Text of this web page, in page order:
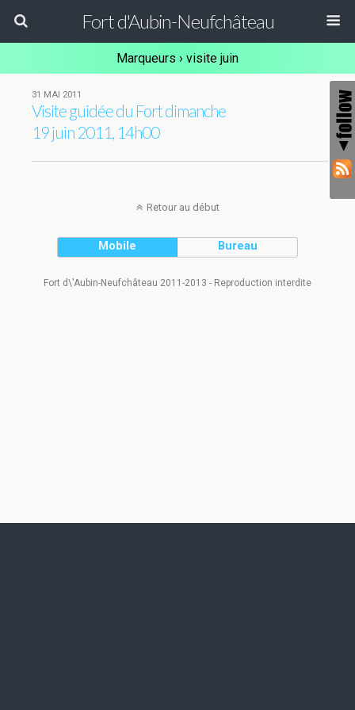
Fort d'Aubin-Neufchâteau
Marqueurs › visite juin
31 MAI 2011
Visite guidée du Fort dimanche
19 juin 2011, 14h00
Retour au début
Mobile Bureau
Fort d\'Aubin-Neufchâteau 2011-2013 - Reproduction interdite